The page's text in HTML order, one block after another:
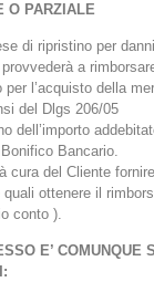
O PARZIALE
di ripristino per
a
per l’acquisto della
del Dlgs 206/05
dell’importo
Bancario.
cura del Cliente
ottenere il
conto ).
E’ COMUNQUE